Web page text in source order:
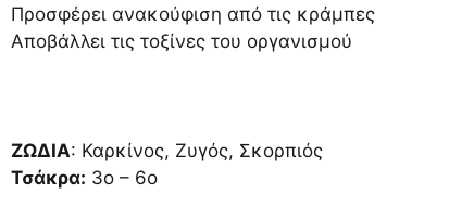
Προσφέρει ανακούφιση από τις κράμπες
Αποβάλλει τις τοξίνες του οργανισμού
ΖΩΔΙΑ: Καρκίνος, Ζυγός, Σκορπιός
Τσάκρα: 3ο – 6ο